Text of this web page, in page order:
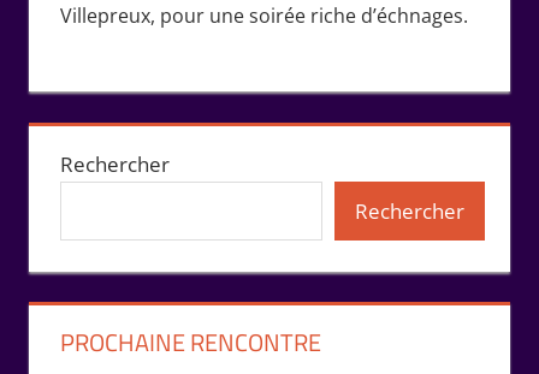
Villepreux, pour une soirée riche d’échnages.
Rechercher
Rechercher
PROCHAINE RENCONTRE